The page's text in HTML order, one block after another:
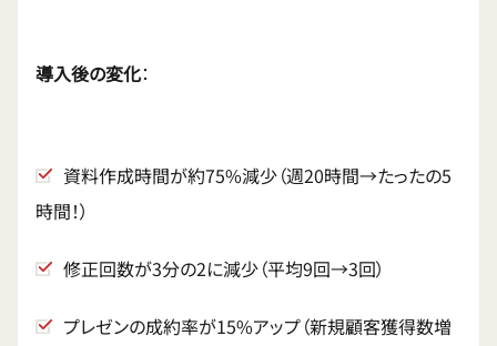
導入後の変化：
資料作成時間が約75%減少（週20時間→たったの5
時間！）
修正回数が3分の2に減少（平均9回→3回）
プレゼンの成約率が15%アップ（新規顧客獲得数増